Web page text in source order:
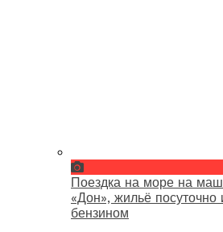
Поездка на море на
«Дон», жильё посуточно
бензином